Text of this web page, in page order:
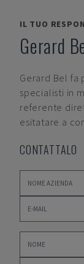
IL TUO
Gerard
Gerard Bel fa
specialisti in
referente
esitatare a
CONTATTALO